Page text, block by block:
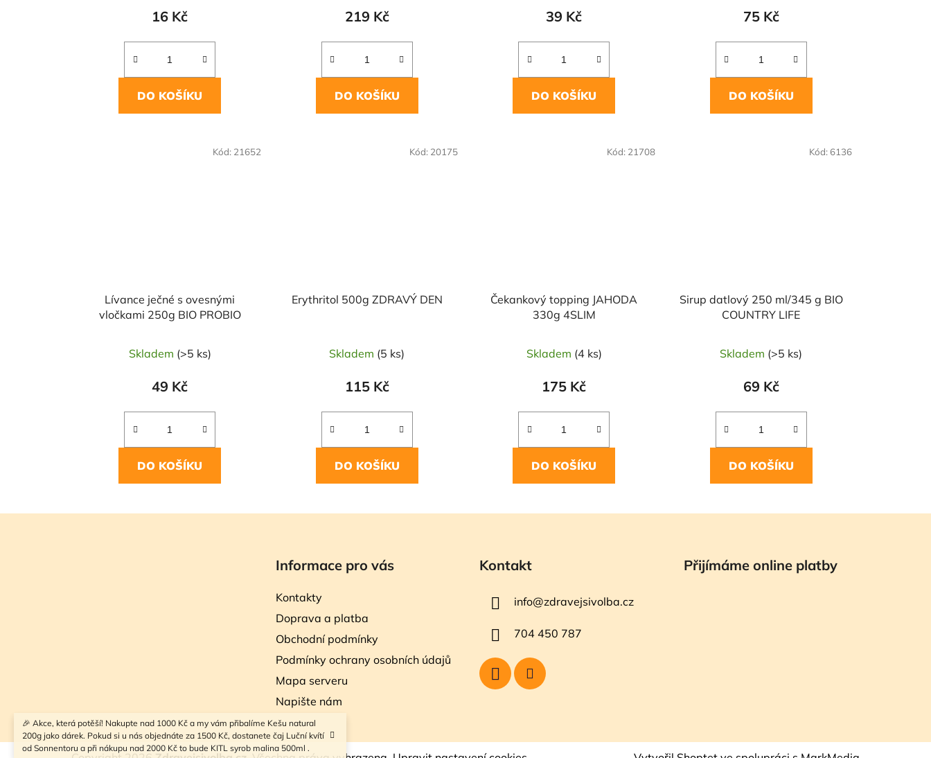
🎉 Akce, která potěší! Nakupte nad 1000 Kč a my vám přibalíme Kešu natural
200g jako dárek. Pokud si u nás objednáte za 1500 Kč, dostanete čaj Luční kvítí
od Sonnentoru a při nákupu nad 2000 Kč to bude KITL syrob malina 500ml .
16 Kč
DO KOŠÍKU
219 Kč
DO KOŠÍKU
39 Kč
DO KOŠÍKU
75 Kč
DO KOŠÍKU
Lívance ječné s ovesnými
vločkami 250g BIO PROBIO
Skladem (>5 ks)
49 Kč
DO KOŠÍKU
Kód: 21652
Erythritol 500g ZDRAVÝ DEN
Skladem (5 ks)
115 Kč
DO KOŠÍKU
Kód: 20175
Čekankový topping JAHODA
330g 4SLIM
Skladem (4 ks)
175 Kč
DO KOŠÍKU
Kód: 21708
Sirup datlový 250 ml/345 g BIO
COUNTRY LIFE
Skladem (>5 ks)
69 Kč
DO KOŠÍKU
Kód: 6136
Informace pro vás
Kontakty
Doprava a platba
Obchodní podmínky
Podmínky ochrany osobních údajů
Mapa serveru
Napište nám
Kontakt
info@zdravejsivolba.cz
704 450 787
Přijímáme online platby